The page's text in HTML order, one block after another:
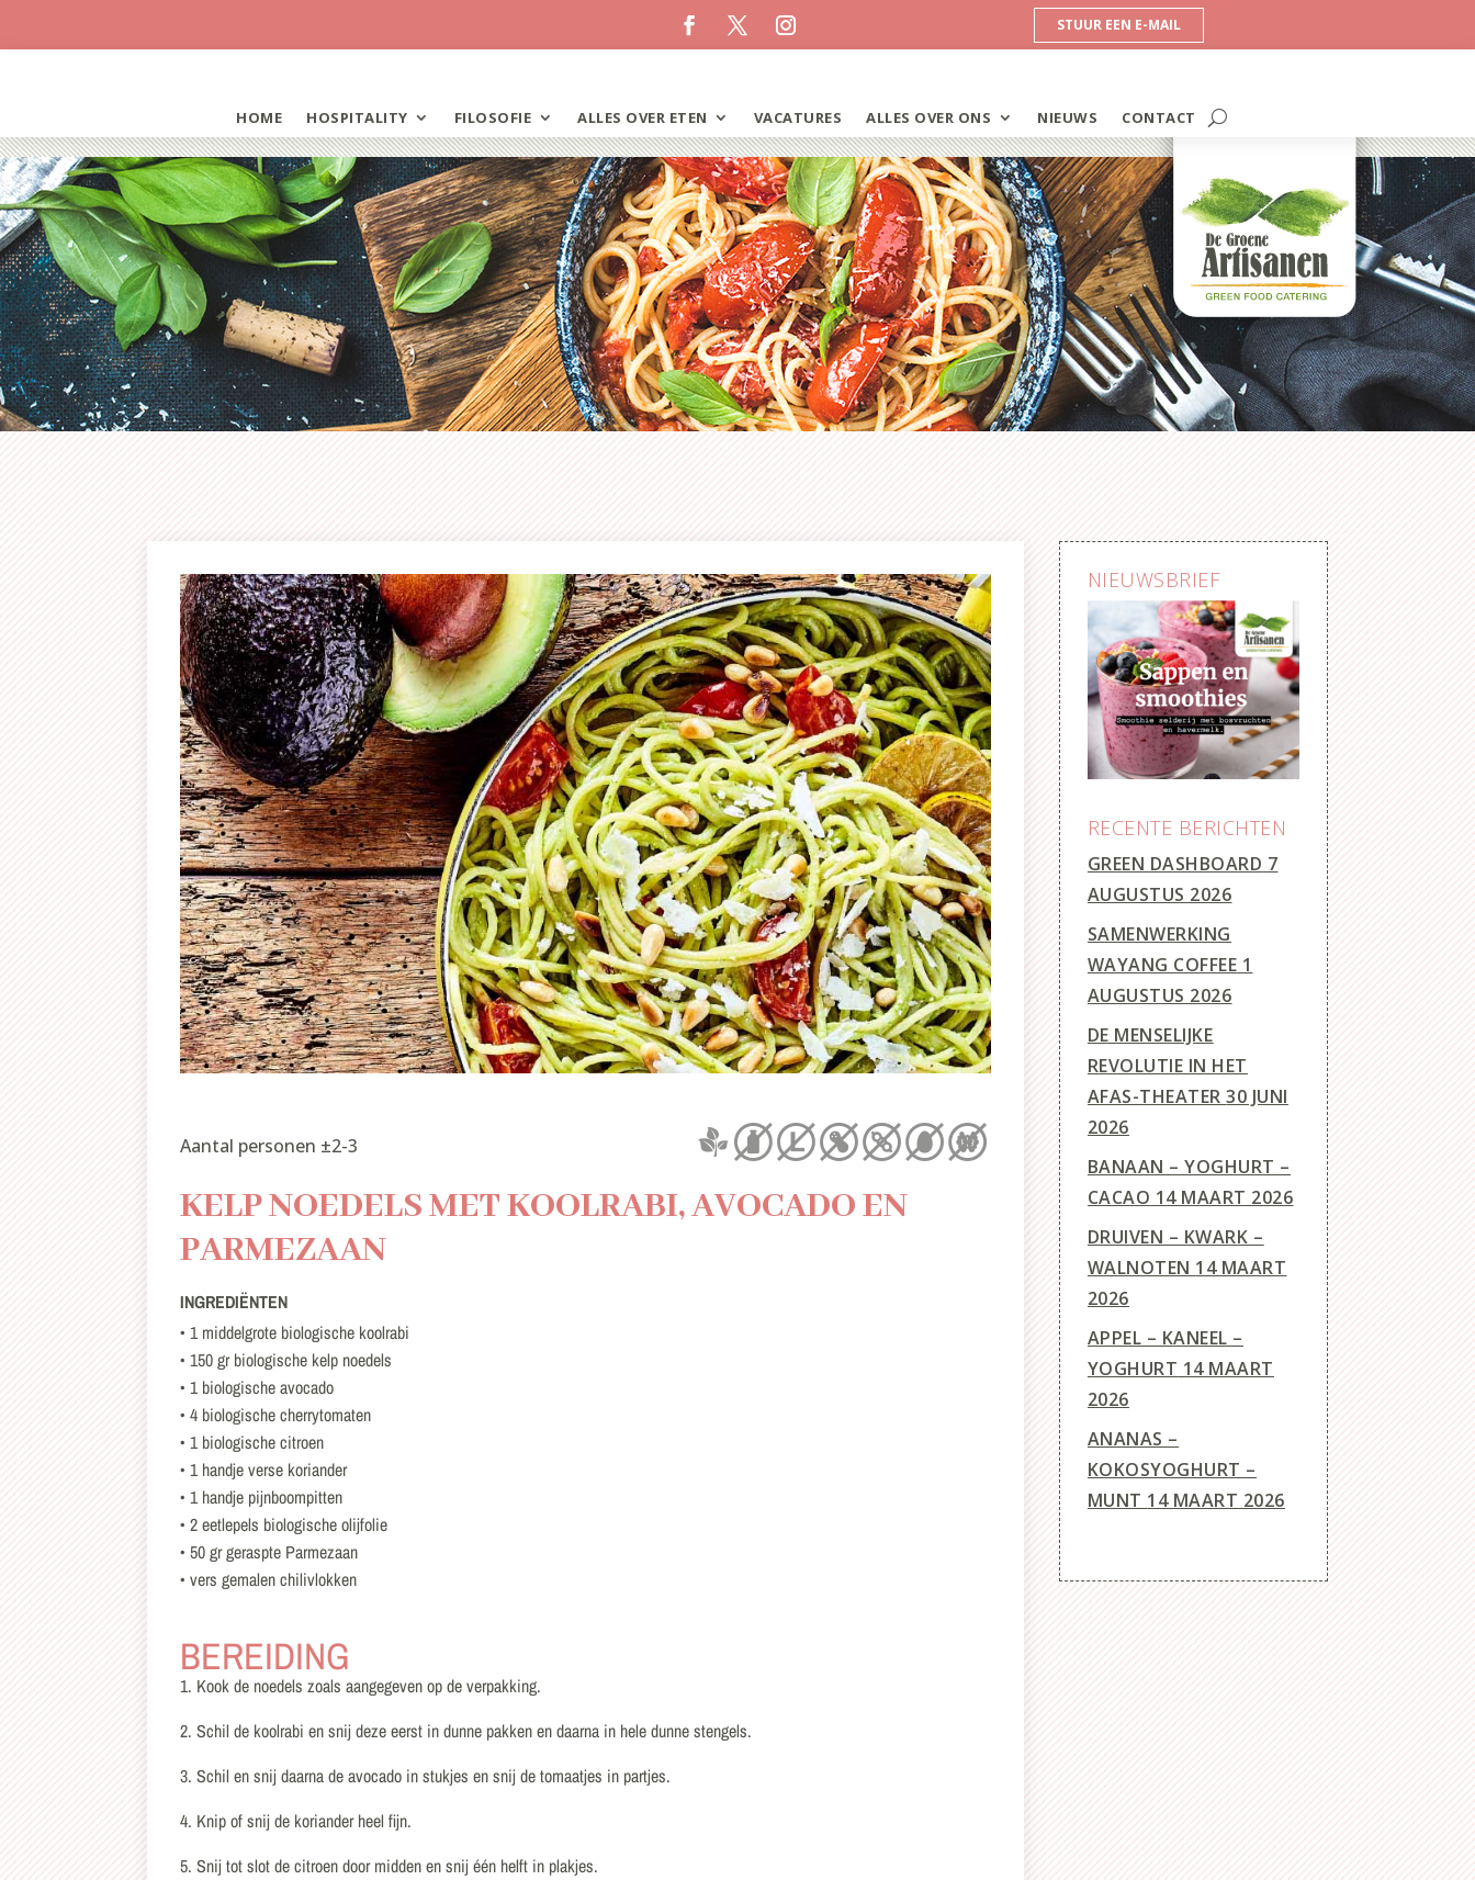
STUUR EEN E-MAIL
HOME HOSPITALITY FILOSOFIE ALLES OVER ETEN VACATURES ALLES OVER ONS NIEUWS CONTACT
Aantal personen ±2-3
KELP NOEDELS MET KOOLRABI, AVOCADO EN
PARMEZAAN
INGREDIËNTEN
• 1 middelgrote biologische koolrabi
• 150 gr biologische kelp noedels
• 1 biologische avocado
• 4 biologische cherrytomaten
• 1 biologische citroen
• 1 handje verse koriander
• 1 handje pijnboompitten
• 2 eetlepels biologische olijfolie
• 50 gr geraspte Parmezaan
• vers gemalen chilivlokken
BEREIDING
1. Kook de noedels zoals aangegeven op de verpakking.
2. Schil de koolrabi en snij deze eerst in dunne pakken en daarna in hele dunne stengels.
3. Schil en snij daarna de avocado in stukjes en snij de tomaatjes in partjes.
4. Knip of snij de koriander heel fijn.
5. Snij tot slot de citroen door midden en snij één helft in plakjes.
NIEUWSBRIEF
RECENTE BERICHTEN
GREEN DASHBOARD 7
AUGUSTUS 2026
SAMENWERKING
WAYANG COFFEE 1
AUGUSTUS 2026
DE MENSELIJKE
REVOLUTIE IN HET
AFAS-THEATER 30 JUNI
2026
BANAAN – YOGHURT –
CACAO 14 MAART 2026
DRUIVEN – KWARK –
WALNOTEN 14 MAART
2026
APPEL – KANEEL –
YOGHURT 14 MAART
2026
ANANAS –
KOKOSYOGHURT –
MUNT 14 MAART 2026